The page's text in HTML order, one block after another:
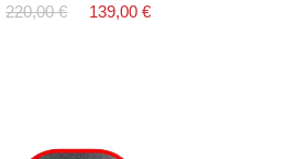
220,00 €
139,00 €